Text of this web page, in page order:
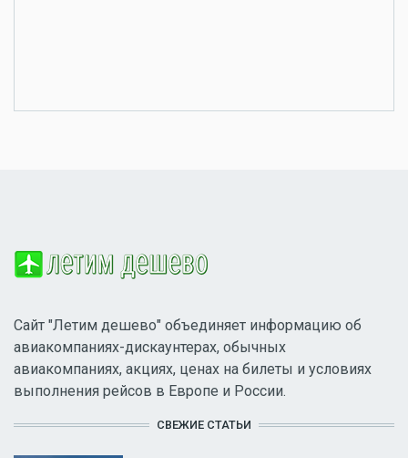
Сайт "Летим дешево" объединяет информацию об
авиакомпаниях-дискаунтерах, обычных
авиакомпаниях, акциях, ценах на билеты и условиях
выполнения рейсов в Европе и России.
СВЕЖИЕ СТАТЬИ